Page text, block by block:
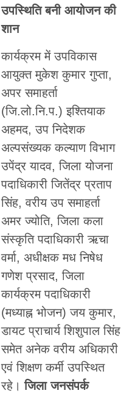
उपस्थिति बनी आयोजन की
शान
कार्यक्रम में उपविकास
आयुक्त मुकेश कुमार गुप्ता,
अपर समाहर्ता
(जि.लो.नि.प.) इश्तियाक
अहमद, उप निदेशक
अल्पसंख्यक कल्याण विभाग
उपेंद्र यादव, जिला योजना
पदाधिकारी जितेंद्र प्रताप
सिंह, वरीय उप समाहर्ता
अमर ज्योति, जिला कला
संस्कृति पदाधिकारी ऋचा
वर्मा, अधीक्षक मध निषेध
गणेश प्रसाद, जिला
कार्यक्रम पदाधिकारी
(मध्याह्न भोजन) जय कुमार,
डायट प्राचार्य शिशुपाल सिंह
समेत अनेक वरीय अधिकारी
एवं शिक्षण कर्मी उपस्थित
रहे।जिला जनसंपर्क